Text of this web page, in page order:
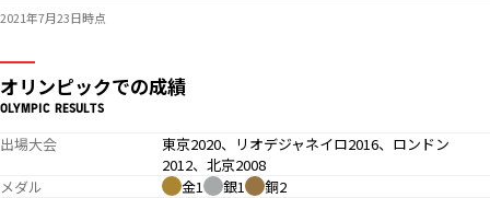
2021年7月23日時点
オリンピックでの成績
OLYMPIC RESULTS
出場大会
東京2020、リオデジャネイロ2016、ロンドン
2012、北京2008
メダル
金1 銀1 銅2